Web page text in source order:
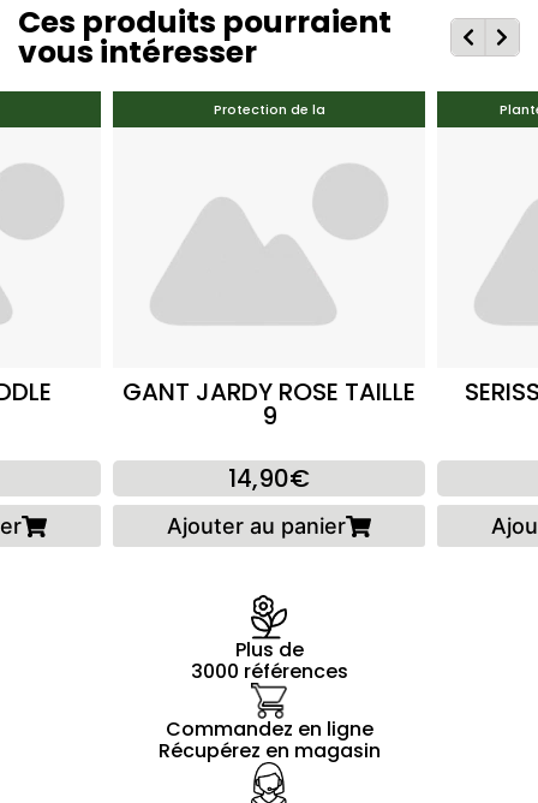
Ces produits pourraient
vous intéresser
Protection de la
GANT JARDY ROSE TAILLE
9
14,90€
Ajouter au panier
Plus de
3000 références
Commandez en ligne
Récupérez en magasin